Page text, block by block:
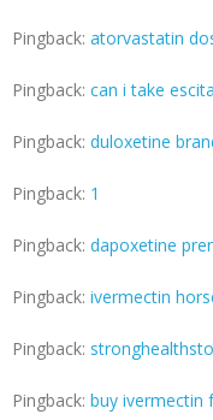
Pingback: atorvastatin
Pingback: can i take
Pingback: duloxetine
Pingback: 1
Pingback: dapoxetine
Pingback: ivermectin
Pingback:
Pingback: buy ivermectin